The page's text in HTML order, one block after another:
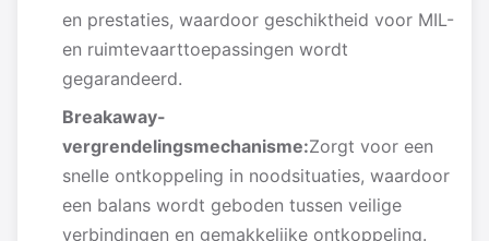
en prestaties, waardoor geschiktheid voor MIL-
en ruimtevaarttoepassingen wordt
gegarandeerd.
Breakaway-
vergrendelingsmechanisme:Zorgt voor een
snelle ontkoppeling in noodsituaties, waardoor
een balans wordt geboden tussen veilige
verbindingen en gemakkelijke ontkoppeling.